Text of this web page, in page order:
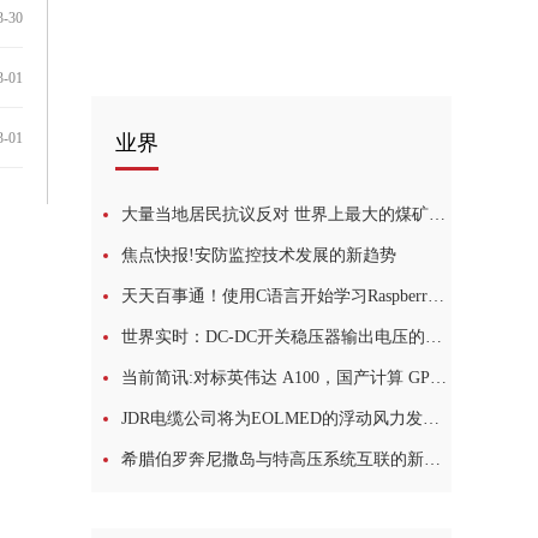
30
01
01 业界
大量当地居民抗议反对 世界上最大的煤矿之一的计划在印度受到挑战_每日速看
焦点快报!安防监控技术发展的新趋势
天天百事通！使用C语言开始学习Raspberry Pi Pico多核微控制器板
世界实时：DC-DC开关稳压器输出电压的动态调整：一个小妙招儿，帮你实现！
当前简讯:对标英伟达 A100，国产计算 GPU 沐曦 MXC500 仅用 5 小时成功点亮
JDR电缆公司将为EOLMED的浮动风力发电机组提供动态电缆-热讯
希腊伯罗奔尼撒岛与特高压系统互联的新时代-全球最新